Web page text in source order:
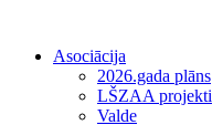
Asociācija
2026.gada plāns
LŠZAA projekti
Valde